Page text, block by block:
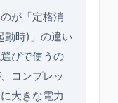
が「定格消
動時)」の違い
びで使うの
コンプレッ
大きな電力